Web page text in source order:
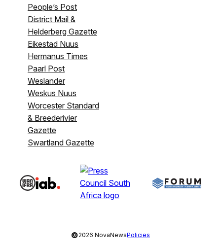
People’s Post
District Mail &
Helderberg Gazette
Eikestad Nuus
Hermanus Times
Paarl Post
Weslander
Weskus Nuus
Worcester Standard
& Breederivier
Gazette
Swartland Gazette
©2026 NovaNewsPolicies